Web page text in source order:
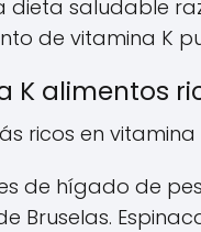
saludable
de vitamina K
K alimentos
ricos en vitamina
de hígado de
Bruselas.